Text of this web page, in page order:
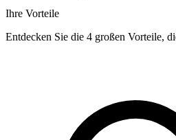
Ihre Vorteile
Entdecken Sie die 4 großen Vorteile,